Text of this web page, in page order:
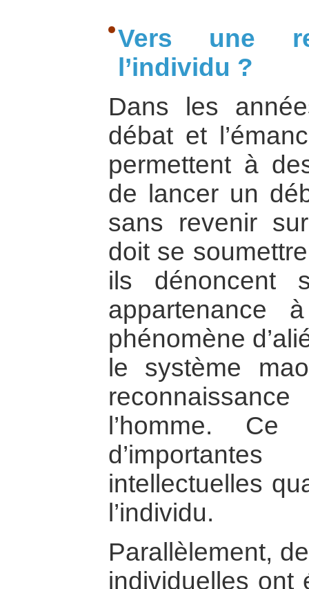
Vers une
l’individu ?
Dans les
débat et
permettent à
de lancer un
sans revenir
doit se
ils dénoncent
phénomène
le système
l’homme.
intellectuelles
l’individu.
Parallèlement,
individuelles ont